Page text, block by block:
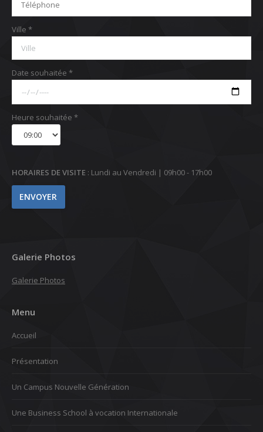
Ville *
Date souhaitée *
Heure souhaitée *
HORAIRES DE VISITE : Lundi au Vendredi | 09h00 - 17h00
Galerie Photos
Galerie Photos
Menu
Accueil
Présentation
Un Campus Nouvelle Génération
Une Business School à vocation Internationale